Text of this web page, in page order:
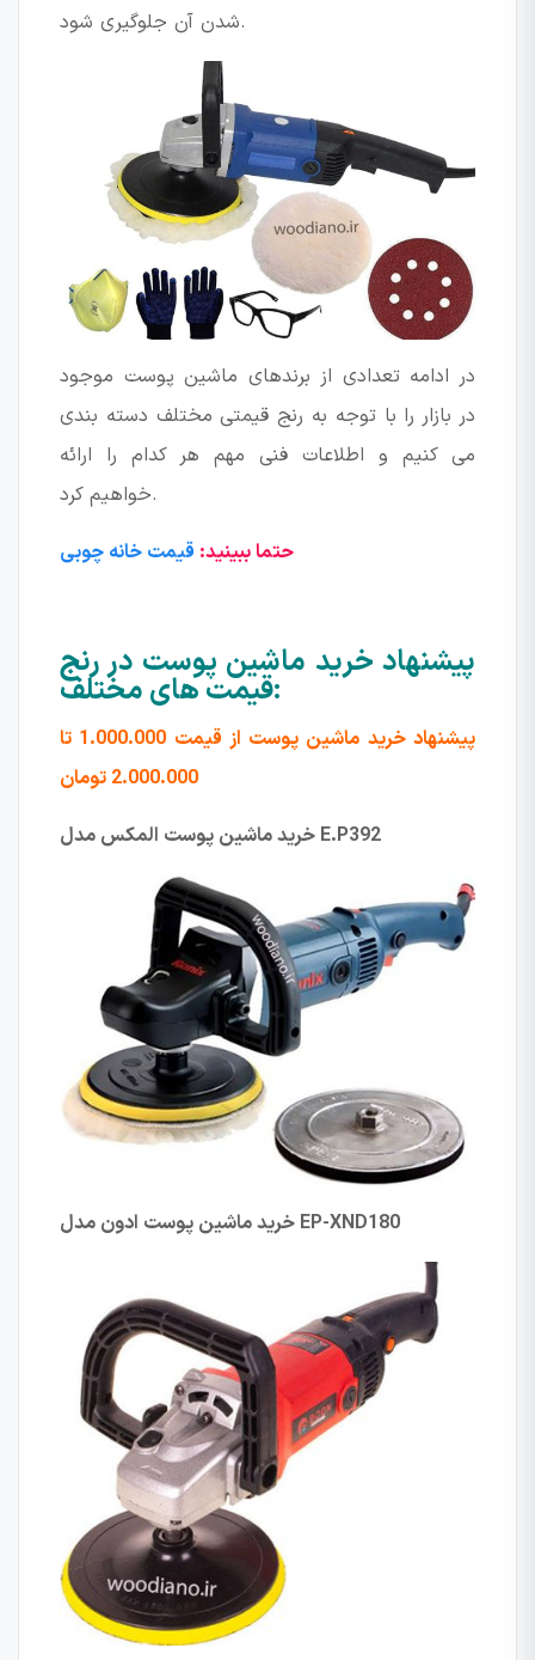
شدن آن جلوگیری شود.
در ادامه تعدادی از برندهای ماشین پوست موجود
در بازار را با توجه به رنج قیمتی مختلف دسته بندی
می کنیم و اطلاعات فنی مهم هر کدام را ارائه
خواهیم کرد.
حتما ببینید: قیمت خانه چوبی
پیشنهاد خرید ماشین پوست در رنج
قیمت های مختلف:
پیشنهاد خرید ماشین پوست از قیمت 1.000.000 تا
2.000.000 تومان
E.P392
EP-XND180